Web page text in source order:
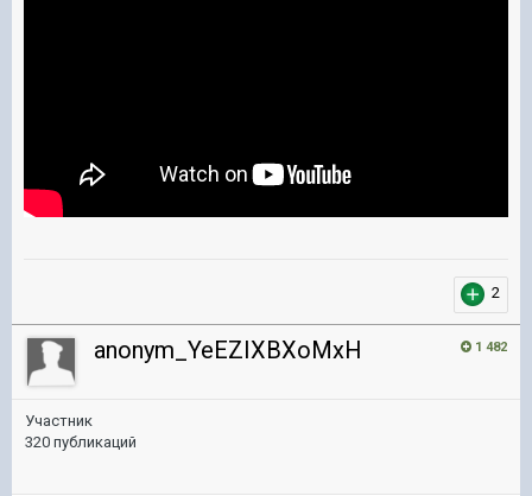
2
1 482
anonym_YeEZIXBXoMxH
Участник
320 публикаций